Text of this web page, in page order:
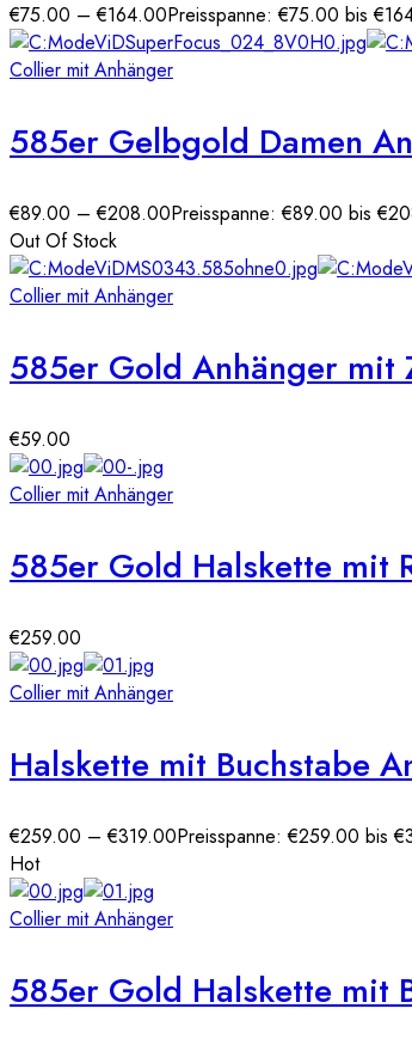
€75.00 –€164.00Preisspanne: €75.00 bis
Collier mit Anhänger
585er Gelbgold Damen
€89.00 –€208.00Preisspanne: €89.00 bis
Out Of Stock
Collier mit Anhänger
585er Gold Anhänger mit
€59.00
Collier mit Anhänger
585er Gold Halskette mit
€259.00
Collier mit Anhänger
Halskette mit Buchstabe
€259.00 –€319.00Preisspanne: €259.00 bis
Hot
Collier mit Anhänger
585er Gold Halskette mit